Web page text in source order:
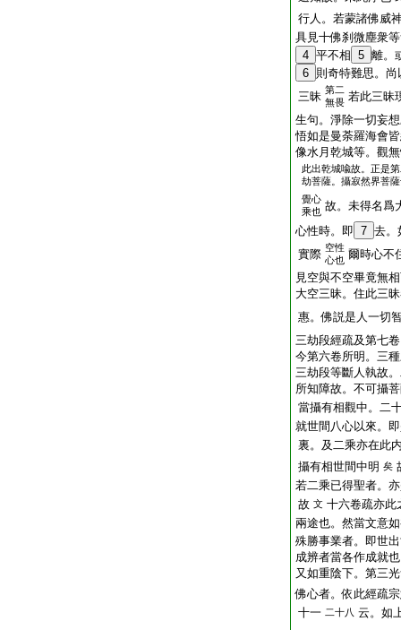
行人。若蒙諸佛威
具見十佛刹微塵衆
4 平不相 5 離。
6 則奇特難思。
三昧 第二
無畏 若此三昧
生句。淨除一切妄
悟如是曼荼羅海會
像水月乾城等。觀
此出乾城喩故。正是
劫菩薩。攝寂然界菩
覺心
乘也 故。未得名爲
心性時。即 7 去。
實際 空性
心也 爾時心不
見空與不空畢竟無
大空三昧。住此三
惠。佛説是人一切
三劫段經疏及第七
今第六卷所明。三
三劫段等斷人執故
所知障故。不可攝
當攝有相觀中。二
就世間八心以來。
裏。及二乘亦在此
攝有相世間中明 矣
若二乘已得聖者。
故 文 十六卷疏亦此
兩途也。然當文意
殊勝事業者。即世
成辨者當各作成就
又如重陰下。第三
佛心者。依此經疏
十一 二十八 云。如